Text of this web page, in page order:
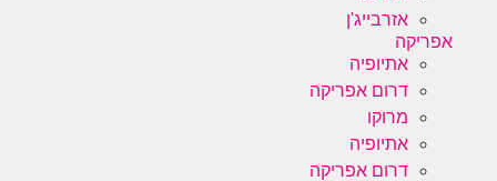
אזרבייג'ן
אפריקה
אתיופיה
דרום אפריקה
מרוקו
אתיופיה
דרום אפריקה